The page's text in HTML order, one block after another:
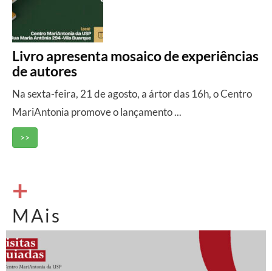
Livro apresenta mosaico de experiências
de autores
Na sexta-feira, 21 de agosto, a ártor das 16h, o Centro
MariAntonia promove o lançamento ...
>>
+
MAis